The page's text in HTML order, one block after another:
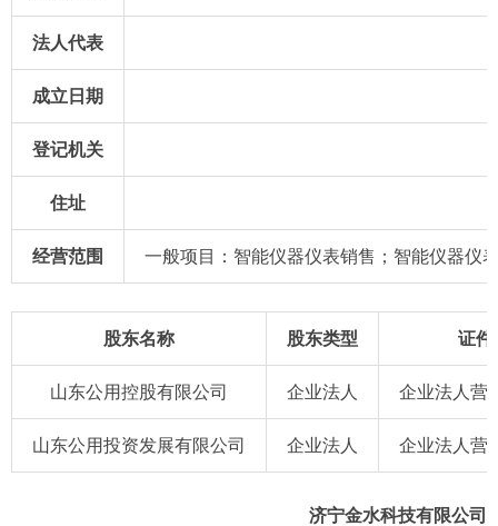
法人代表
成立日期
登记机关
住址
经营范围 一般项目：智能仪器仪表销售；智能仪器仪
股东名称 股东类型 证件
山东公用控股有限公司 企业法人 企业法人营
山东公用投资发展有限公司 企业法人 企业法人营
济宁金水科技有限公司